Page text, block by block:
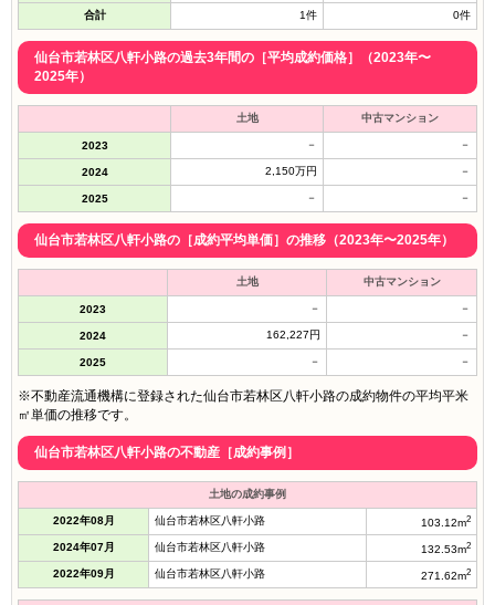
合計 1件 0件
仙台市若林区八軒小路の過去3年間の［平均成約価格］（2023年〜
2025年）
土地 中古マンション
2023 － －
2024 2,150万円 －
2025 － －
仙台市若林区八軒小路の［成約平均単価］の推移（2023年〜2025年）
土地 中古マンション
2023 － －
2024 162,227円 －
2025 － －
※不動産流通機構に登録された仙台市若林区八軒小路の成約物件の平均平米
㎡単価の推移です。
仙台市若林区八軒小路の不動産［成約事例］
土地の成約事例
2022年08月 仙台市若林区八軒小路 103.12m2
2024年07月 仙台市若林区八軒小路 132.53m2
2022年09月 仙台市若林区八軒小路 271.62m2